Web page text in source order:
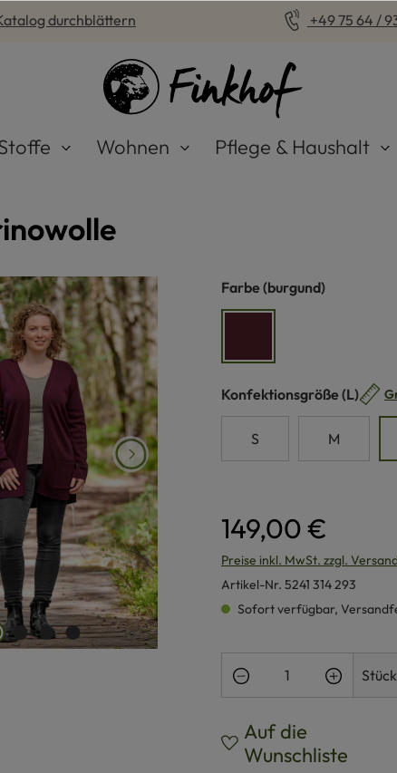
durchblättern +49 75 64 / 93
Wohnen Pflege & Haushalt
Farbe auswählen
(burgund)
Konfektionsgröße (L)
S M
149,00 €
Preise inkl. MwSt. zzgl.
Artikel-Nr. 5241 314 293
Sofort verfügbar,
Produkt Anzahl:
Stück
Auf die
Wunschliste